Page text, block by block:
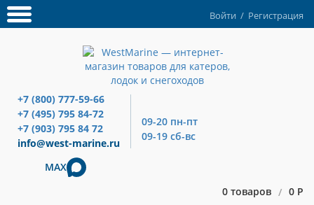
Войти / Регистрация
+7 (800) 777-59-66
+7 (495) 795 84-72
+7 (903) 795 84 72
info@west-marine.ru
09-20 пн-пт
09-19 сб-вс
MAX
0 товаров / 0 Р